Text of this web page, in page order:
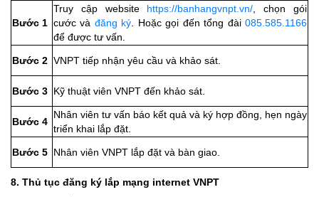
Bước 1
Truy cập website https://banhangvnpt.vn/, chọn gói
cước và đăng ký. Hoặc gọi đến tổng đài085.585.1166
để được tư vấn.
Bước 2 VNPT tiếp nhận yêu cầu và khảo sát.
Bước 3 Kỹ thuật viên VNPT đến khảo sát.
Bước 4
Nhân viên tư vấn báo kết quả và ký hợp đồng, hẹn ngày
triển khai lắp đặt.
Bước 5 Nhân viên VNPT lắp đặt và bàn giao.
8. Thủ tục đăng ký lắp mạng internet VNPT